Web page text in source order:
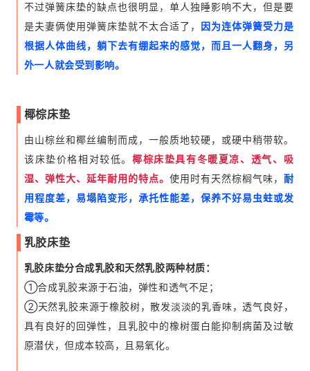
不过弹簧床垫的缺点也很明显，单人独睡影响不大，但是要
是夫妻俩使用弹簧床垫就不太合适了， 因为连体弹簧受力是
根据人体曲线，躺下去有绷起来的感觉，而且一人翻身，另
外一人就会受到影响。
椰棕床垫
由山棕丝和椰丝编制而成，一般质地较硬，或硬中稍带软。
该床垫价格相对较低。 椰棕床垫具有冬暖夏凉、透气、吸
湿、弹性大、延年耐用的特点。 使用时有天然棕榈气味， 耐
用程度差，易塌陷变形，承托性能差，保养不好易虫蛀或发
霉等。
乳胶床垫
乳胶床垫分合成乳胶和天然乳胶两种材质：
①合成乳胶来源于石油，弹性和透气不足；
②天然乳胶来源于橡胶树，散发淡淡的乳香味，透气良好，
具有良好的回弹性，且乳胶中的橡树蛋白能抑制病菌及过敏
原潜伏，但成本较高，且易氧化。